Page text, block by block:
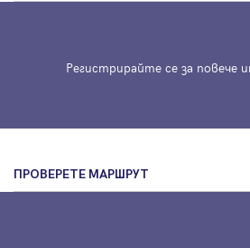
Регистрирайте се за повече
ПРОВЕРЕТЕ МАРШРУТ